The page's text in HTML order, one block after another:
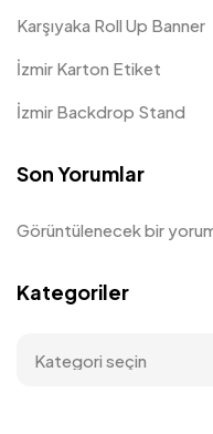
Karşıyaka Roll Up Banner
İzmir Karton Etiket
İzmir Backdrop Stand
Son Yorumlar
Görüntülenecek bir
Kategoriler